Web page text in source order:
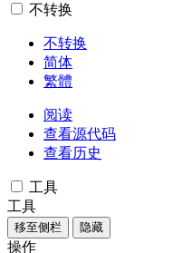
不转换
不转换
简体
繁體
阅读
查看源代码
查看历史
工具
工具
移至侧栏 隐藏
操作